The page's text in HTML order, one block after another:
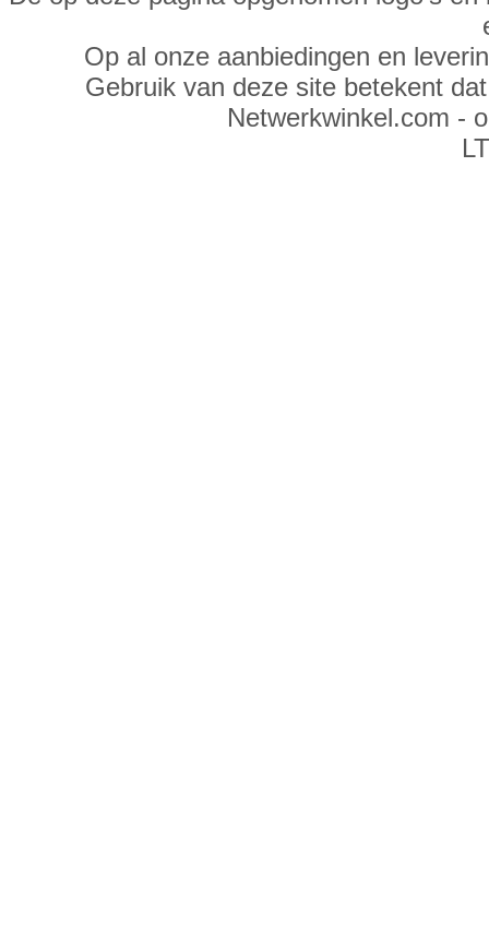
Op al onze aanbiedingen en
Gebruik van deze site betekent
Netwerkwinkel.com -